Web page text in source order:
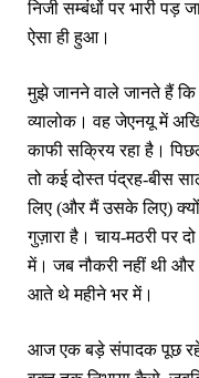
निजी सम्‍बंधों पर भारी पड़
ऐसा ही हुआ।
मुझे जानने वाले जानते हैं कि
व्‍यालोक। वह जेएनयू में अखिल
काफी सक्रिय रहा है।
तो कई दोस्‍त पंद्रह-बीस
लिए (और मैं उसके लिए)
गुज़ारा है। चाय-मठरी पर
में। जब नौकरी नहीं थी
आते थे महीने भर में।
आज एक बड़े संपादक पूछ